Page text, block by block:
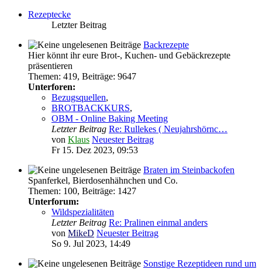
Rezeptecke
Letzter Beitrag
Backrezepte
Hier könnt ihr eure Brot-, Kuchen- und Gebäckrezepte
präsentieren
Themen: 419, Beiträge: 9647
Unterforen:
Bezugsquellen,
BROTBACKKURS,
OBM - Online Baking Meeting
Letzter Beitrag Re: Rullekes ( Neujahrshörnc…
von Klaus Neuester Beitrag
Fr 15. Dez 2023, 09:53
Braten im Steinbackofen
Spanferkel, Bierdosenhähnchen und Co.
Themen: 100, Beiträge: 1427
Unterforum:
Wildspezialitäten
Letzter Beitrag Re: Pralinen einmal anders
von MikeD Neuester Beitrag
So 9. Jul 2023, 14:49
Sonstige Rezeptideen rund um